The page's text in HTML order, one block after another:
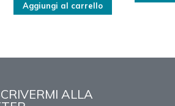
Aggiungi al carrello
ALLA